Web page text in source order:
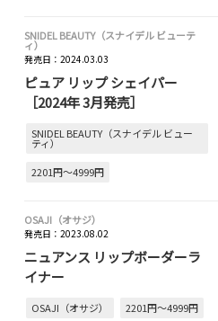
SNIDEL BEAUTY（スナイデル ビューテ
ィ）
発売日：2024.03.03
ピュア リップ シェイパー
［2024年 3月発売］
SNIDEL BEAUTY（スナイデル ビュー
ティ）
2201円～4999円
OSAJI（オサジ）
発売日：2023.08.02
ニュアンス リップボーダーラ
イナー
OSAJI（オサジ） 2201円～4999円